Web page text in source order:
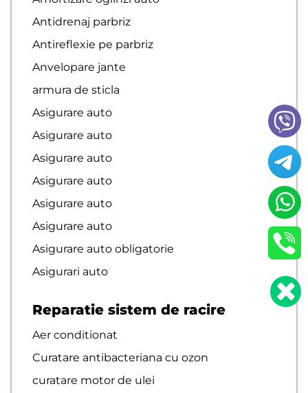
Antidrenaj parbriz
Antireflexie pe parbriz
Anvelopare jante
armura de sticla
Asigurare auto
Asigurare auto
Asigurare auto
Asigurare auto
Asigurare auto
Asigurare auto
Asigurare auto obligatorie
Asigurari auto
Reparatie sistem de racire
Aer conditionat
Curatare antibacteriana cu ozon
curatare motor de ulei